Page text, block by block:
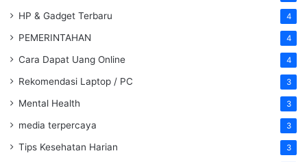
HP & Gadget Terbaru 4
PEMERINTAHAN 4
Cara Dapat Uang Online 4
Rekomendasi Laptop / PC 3
Mental Health 3
media terpercaya 3
Tips Kesehatan Harian 3